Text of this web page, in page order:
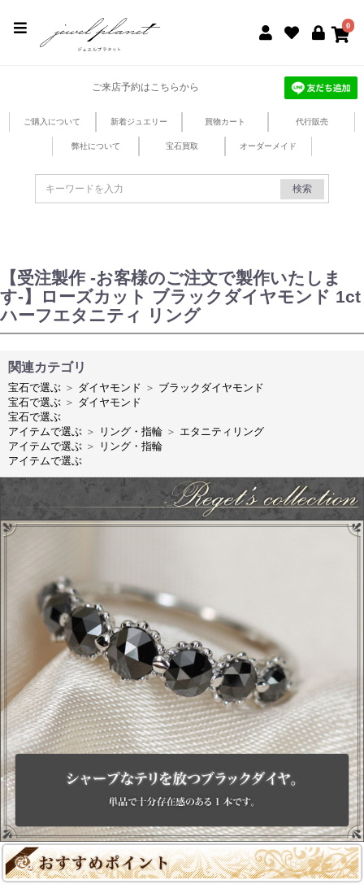
0
ご来店予約はこちらから
ご購入について 新着ジュエリー 買物カート 代行販売
弊社について 宝石買取 オーダーメイド
検索
【受注製作 -お客様のご注文で製作いたしま
す-】ローズカット ブラックダイヤモンド 1ct
ハーフエタニティ リング
関連カテゴリ
宝石で選ぶ ＞ ダイヤモンド ＞ ブラックダイヤモンド
宝石で選ぶ ＞ ダイヤモンド
宝石で選ぶ
アイテムで選ぶ ＞ リング・指輪 ＞ エタニティリング
アイテムで選ぶ ＞
リング・指輪
アイテムで選ぶ